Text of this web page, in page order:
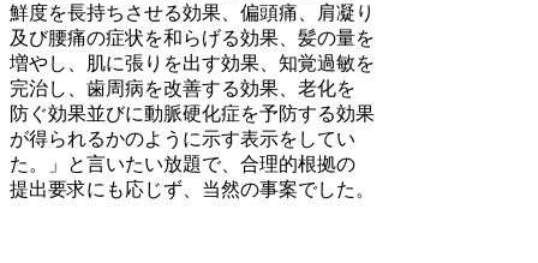
鮮度を長持ちさせる効果、偏頭痛、肩凝り
及び腰痛の症状を和らげる効果、髪の量を
増やし、肌に張りを出す効果、知覚過敏を
完治し、歯周病を改善する効果、老化を
防ぐ効果並びに動脈硬化症を予防する効果
が得られるかのように示す表示をしてい
た。」と言いたい放題で、合理的根拠の
提出要求にも応じず、当然の事案でした。